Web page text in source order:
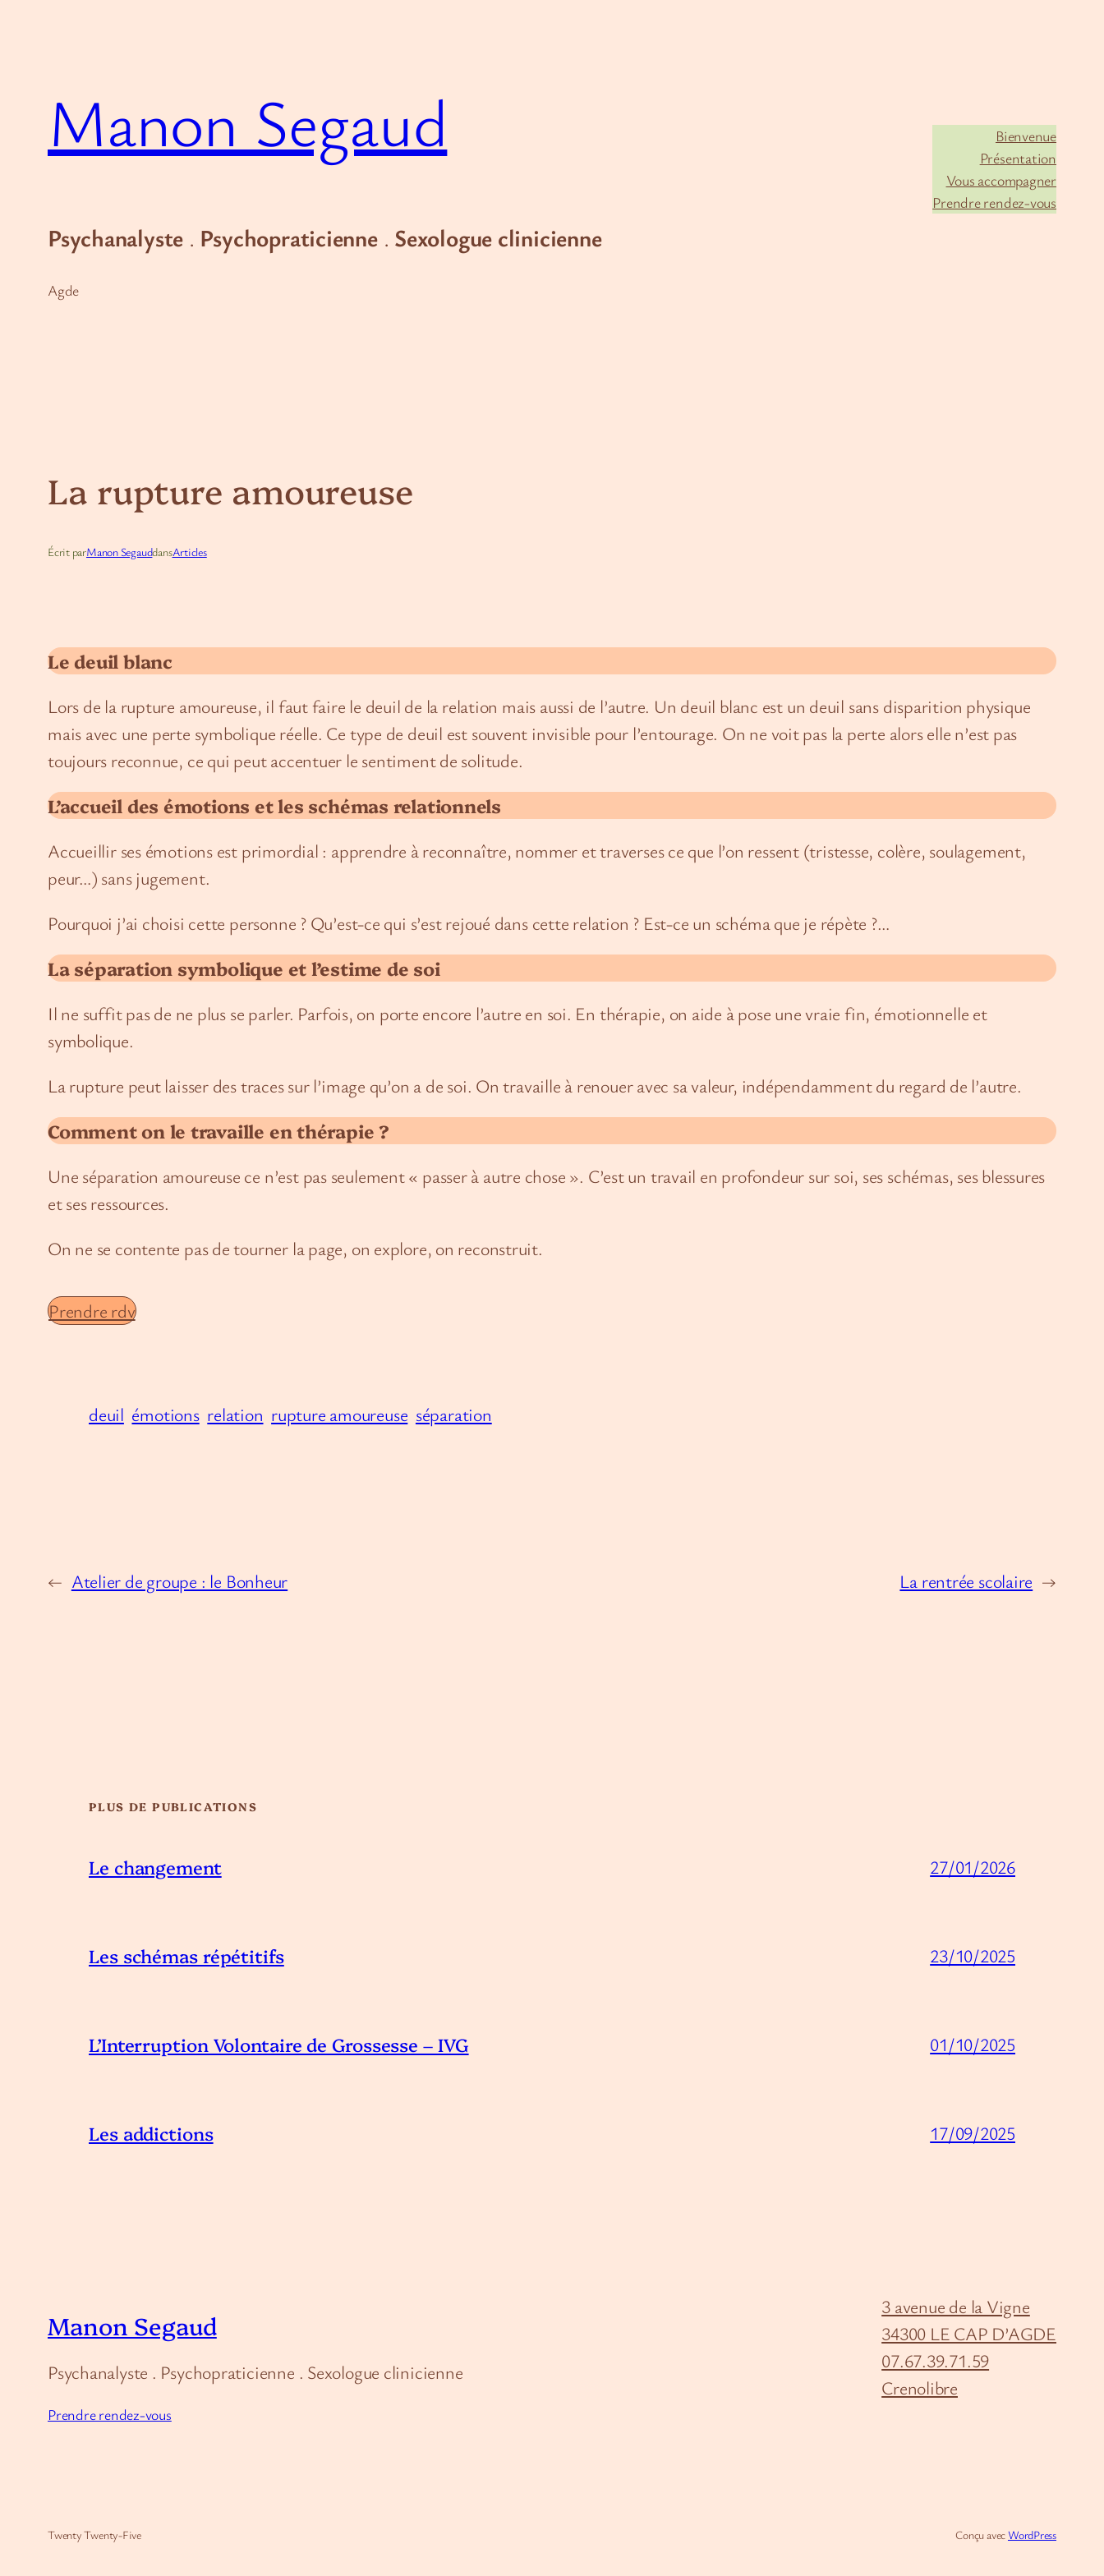
Manon Segaud
Psychanalyste . Psychopraticienne. Sexologue clinicienne
Agde
Bienvenue
Présentation
Vous accompagner
Prendre rendez-vous
La rupture amoureuse
Écrit parManon SegauddansArticles
Le deuil blanc
Lors de la rupture amoureuse, il faut faire le deuil de la relation mais aussi de l’autre. Un deuil blanc est un deuil sans disparition physique
mais avec une perte symbolique réelle. Ce type de deuil est souvent invisible pour l’entourage. On ne voit pas la perte alors elle n’est pas
toujours reconnue, ce qui peut accentuer le sentiment de solitude.
L’accueil des émotions et les schémas relationnels
Accueillir ses émotions est primordial : apprendre à reconnaître, nommer et traverses ce que l’on ressent (tristesse, colère, soulagement,
peur…) sans jugement.
Pourquoi j’ai choisi cette personne ? Qu’est-ce qui s’est rejoué dans cette relation ? Est-ce un schéma que je répète ?…
La séparation symbolique et l’estime de soi
Il ne suffit pas de ne plus se parler. Parfois, on porte encore l’autre en soi. En thérapie, on aide à pose une vraie fin, émotionnelle et
symbolique.
La rupture peut laisser des traces sur l’image qu’on a de soi. On travaille à renouer avec sa valeur, indépendamment du regard de l’autre.
Comment on le travaille en thérapie ?
Une séparation amoureuse ce n’est pas seulement « passer à autre chose ». C’est un travail en profondeur sur soi, ses schémas, ses blessures
et ses ressources.
On ne se contente pas de tourner la page, on explore, on reconstruit.
Prendre rdv
deuil émotions relation rupture amoureuse séparation
← Atelier de groupe : le Bonheur La rentrée scolaire →
PLUS DE PUBLICATIONS
Le changement 27/01/2026
Les schémas répétitifs 23/10/2025
L’Interruption Volontaire de Grossesse – IVG 01/10/2025
Les addictions 17/09/2025
Manon Segaud
Psychanalyste . Psychopraticienne . Sexologue clinicienne
Prendre rendez-vous
3 avenue de la Vigne
34300 LE CAP D’AGDE
07.67.39.71.59
Crenolibre
Twenty Twenty-Five Conçu avecWordPress